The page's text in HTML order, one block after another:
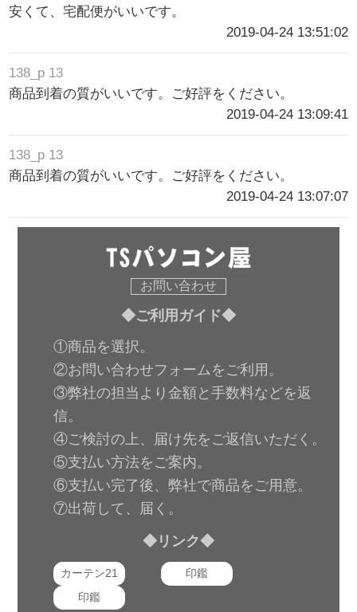
安くて、宅配便がいいです。
2019-04-24 13:51:02
138_p 13
商品到着の質がいいです。ご好評をください。
2019-04-24 13:09:41
138_p 13
商品到着の質がいいです。ご好評をください。
2019-04-24 13:07:07
お問い合わせ
◆ご利用ガイド◆
①商品を選択。
②お問い合わせフォームをご利用。
③弊社の担当より金額と手数料などを返
信。
④ご検討の上、届け先をご返信いただく。
⑤支払い方法をご案内。
⑥支払い完了後、弊社で商品をご用意。
⑦出荷して、届く。
◆リンク◆
カーテン21
印鑑
印鑑